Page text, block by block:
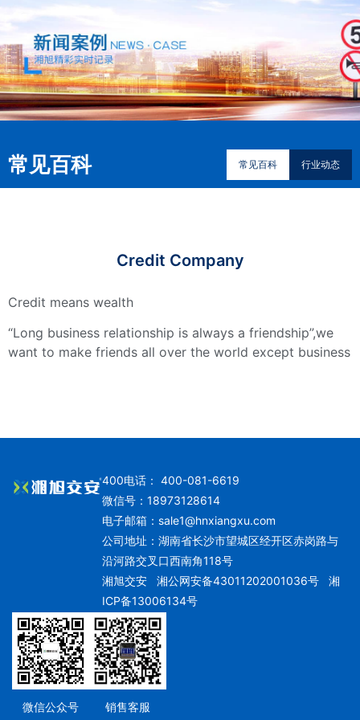
常见百科 常见百科 行业动态
Credit Company
Credit means wealth
“Long business relationship is always a friendship”,we
want to make friends all over the world except business
400电话： 400-081-6619
微信号：18973128614
电子邮箱： sale1@hnxiangxu.com
公司地址：湖南省长沙市望城区经开区赤岗路与
沿河路交叉口西南角118号
湘旭交安湘公网安备43011202001036号
湘
ICP备13006134号
微信公众号 销售客服